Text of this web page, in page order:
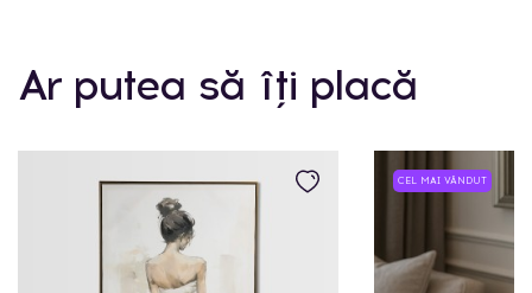
Ar putea să îți placă
CEL MAI VÂNDUT